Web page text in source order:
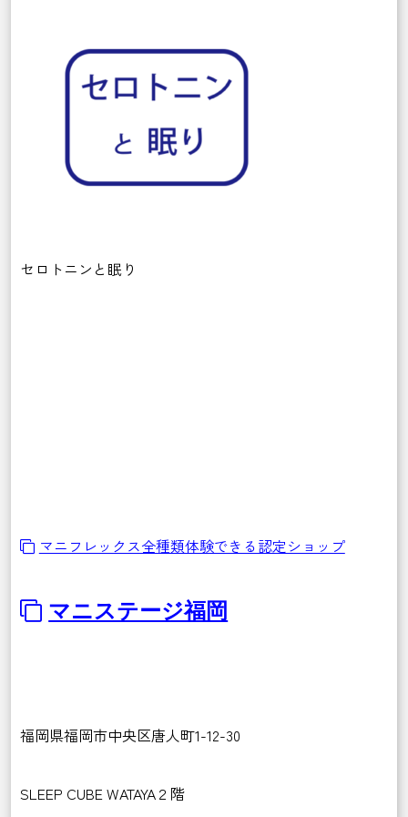
セロトニンと眠り
マニフレックス全種類体験できる認定ショップ
マニステージ福岡
福岡県福岡市中央区唐人町1-12-30
SLEEP CUBE WATAYA２階